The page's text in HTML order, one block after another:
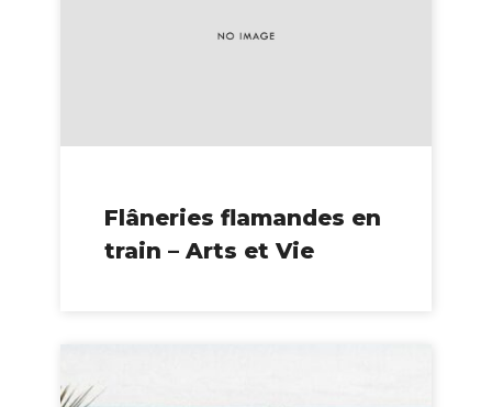
Flâneries flamandes en
train – Arts et Vie